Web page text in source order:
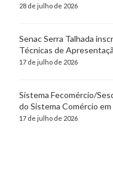
28 de julho de 2026
Senac Serra Talhada
Técnicas de
17 de julho de 2026
Sistema Fecomércio/
do Sistema Comércio
17 de julho de 2026